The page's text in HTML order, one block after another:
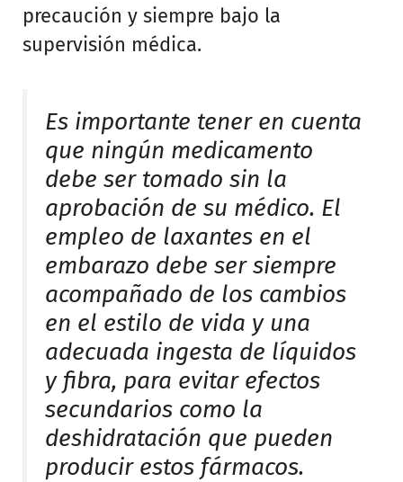
precaución y siempre bajo la
supervisión médica.
Es importante tener en cuenta
que ningún medicamento
debe ser tomado sin la
aprobación de su médico. El
empleo de laxantes en el
embarazo debe ser siempre
acompañado de los cambios
en el estilo de vida y una
adecuada ingesta de líquidos
y fibra, para evitar efectos
secundarios como la
deshidratación que pueden
producir estos fármacos.